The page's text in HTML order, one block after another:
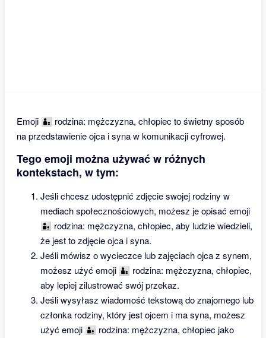
Emoji 👨‍👦 rodzina: mężczyzna, chłopiec to świetny sposób
na przedstawienie ojca i syna w komunikacji cyfrowej.
Tego emoji można używać w różnych
kontekstach, w tym:
Jeśli chcesz udostępnić zdjęcie swojej rodziny w
mediach społecznościowych, możesz je opisać emoji
👨‍👦 rodzina: mężczyzna, chłopiec, aby ludzie wiedzieli,
że jest to zdjęcie ojca i syna.
Jeśli mówisz o wycieczce lub zajęciach ojca z synem,
możesz użyć emoji 👨‍👦 rodzina: mężczyzna, chłopiec,
aby lepiej zilustrować swój przekaz.
Jeśli wysyłasz wiadomość tekstową do znajomego lub
członka rodziny, który jest ojcem i ma syna, możesz
użyć emoji 👨‍👦 rodzina: mężczyzna, chłopiec jako